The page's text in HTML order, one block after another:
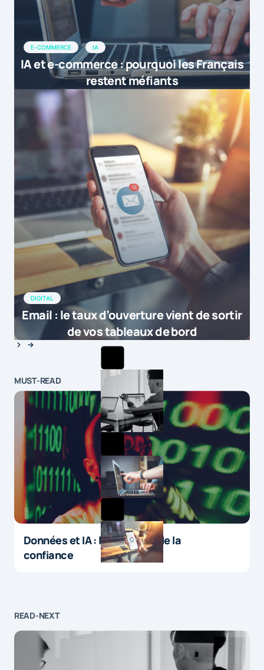
E-COMMERCE IA
IA et e-commerce : pourquoi les Français
restent méfiants
DIGITAL
Email : le taux d’ouverture vient de sortir
de vos tableaux de bord
MUST-READ
Données et IA : le paradoxe de la
confiance
READ-NEXT